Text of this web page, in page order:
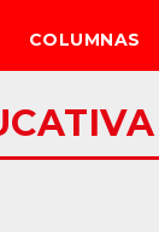
COLUMNAS